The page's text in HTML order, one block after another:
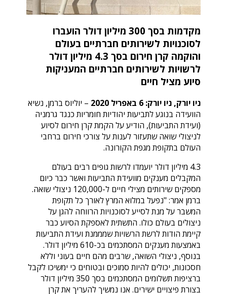
מקדמות בסך 300 מיליון דולר הועברו
לסוכנויות לשירותים חברתיים בעולם
והוקמה קרן חירום
בסך 4.3 מיליון דולר
לרשויות לשירותים חברתיים המעניקות
סיוע מציל חיים
ניו יורק,ניו יורק:
6 באפריל2020 – יוליוס ברמן, נשיא
הוועידה בנוגע לתביעות יהודיות חומריות כנגד גרמניה
(ועידת התביעות), הודיע על הקמת קרן חירום לסיוע
לניצולי שואה שתעזור לענות על צורכי חירום ברחבי
העולם בתקופת מגפת הקורונה.
4.3 מיליון דולר יועמדו לרשות גופים רבים בעולם
המקבלים מענקים מוועידת התביעות ואשר כבר כיום
מספקים שירותים מצילי חיים ל-120,000 ניצולי שואה.
ברמן אמר: "נפעל במלוא המרץ לאורך כל תקופת
המשבר על מנת לסייע לסוכנויות הרווחה להגן על
ניצולים בעולם כולו. התשתית לאספקת הסיוע כבר
קיימת הודות לרשת הרשויות שמממנת ועידת התביעות
באמצעות מענקים המסתכמים בכ-610 מיליון דולר.
בנוסף, ניצולי השואה, שרבים מהם חיים בעוני וללא
חסכונות, יכולים להיות סמוכים ובטוחים כי ימשיכו לקבל
ברציפות תשלומים המסתכמים בסך 350 מיליון דולר
בצורת פיצויים ישירים. אנו נמשיך להעריך את קרן